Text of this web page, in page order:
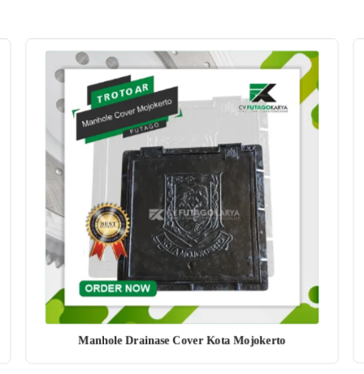
Manhole Drainase Cover Kota Mojokerto